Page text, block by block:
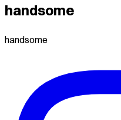
handsome
handsome